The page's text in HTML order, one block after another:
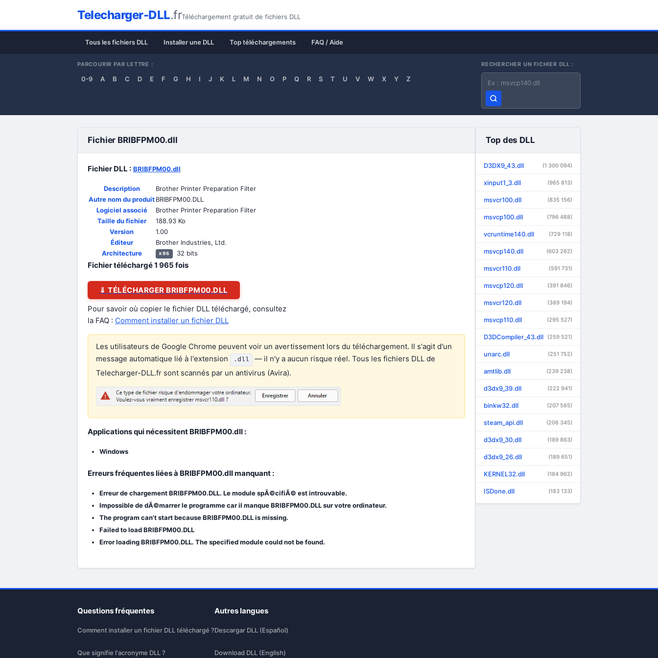
Telecharger-DLL.frTéléchargement gratuit de fichiers DLL
Tous les fichiers DLL Installer une DLL Top téléchargements FAQ / Aide
PARCOURIR PAR LETTRE :
0-9 A B C D E F G H I J K L M N O P Q R S T U V W X Y Z
RECHERCHER UN FICHIER DLL :
Nom du fichier DLL
Fichier BRIBFPM00.dll
Fichier DLL : BRIBFPM00.dll
Description
Brother Printer Preparation Filter
Autre nom du produitBRIBFPM00.DLL
Logiciel associé
Brother Printer Preparation Filter
Taille du fichier
188.93 Ko
Version
1.00
Éditeur
Brother Industries, Ltd.
Architecture
x86 32 bits
Fichier téléchargé1 965 fois
⇓ TÉLÉCHARGER BRIBFPM00.DLL
Pour savoir où copier le fichier DLL téléchargé, consultez
la FAQ : Comment installer un fichier DLL
Les utilisateurs de Google Chrome peuvent voir un avertissement lors du téléchargement. Il s'agit d'un
message automatique lié à l'extension
.dll
— il n'y a aucun risque réel. Tous les fichiers DLL de
Telecharger-DLL.fr sont scannés par un antivirus (Avira).
Applications qui nécessitent BRIBFPM00.dll :
Windows
Erreurs fréquentes liées à BRIBFPM00.dll manquant :
Erreur de chargement BRIBFPM00.DLL. Le module spÃ©cifiÃ© est introuvable.
Impossible de dÃ©marrer le programme car il manque BRIBFPM00.DLL sur votre ordinateur.
The program can't start because BRIBFPM00.DLL is missing.
Failed to load BRIBFPM00.DLL
Error loading BRIBFPM00.DLL. The specified module could not be found.
Top des DLL
D3DX9_43.dll (1 300 094)
xinput1_3.dll (965 813)
msvcr100.dll (835 156)
msvcp100.dll (796 488)
vcruntime140.dll (729 118)
msvcp140.dll (603 262)
msvcr110.dll (591 731)
msvcp120.dll (391 846)
msvcr120.dll (389 194)
msvcp110.dll (295 527)
D3DCompiler_43.dll (259 521)
unarc.dll (251 752)
amtlib.dll (239 238)
d3dx9_39.dll (222 941)
binkw32.dll (207 565)
steam_api.dll (206 345)
d3dx9_30.dll (189 863)
d3dx9_26.dll (189 651)
KERNEL32.dll (184 962)
ISDone.dll (183 133)
Questions fréquentes
Comment installer un fichier DLL téléchargé ?
Que signifie l'acronyme DLL ?
Autres langues
Descargar DLL (Español)
Download DLL (English)